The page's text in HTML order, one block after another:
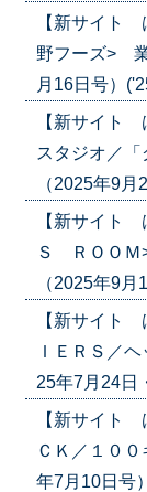
【新サイト
野フーズ>
月16日号）
【新サイト
スタジオ／
（2025年9
【新サイト
Ｓ ＲＯＯＭ
（2025年9
【新サイト
ＩＥＲＳ／
25年7月24日
【新サイト
ＣＫ／１０
年7月10日号